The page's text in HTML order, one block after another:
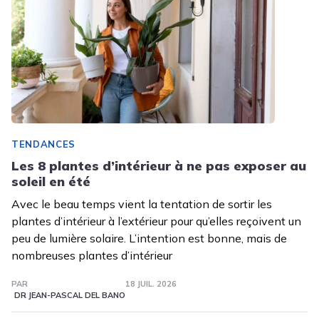
TENDANCES
Les 8 plantes d’intérieur à ne pas exposer au
soleil en été
Avec le beau temps vient la tentation de sortir les
plantes d’intérieur à l’extérieur pour qu’elles reçoivent un
peu de lumière solaire. L’intention est bonne, mais de
nombreuses plantes d’intérieur
PAR
DR JEAN-PASCAL DEL BANO
18 JUIL. 2026